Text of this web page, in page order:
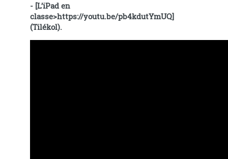
- [L’iPad en
classe>https://youtu.be/pb4kdutYmUQ]
(Tilékol).